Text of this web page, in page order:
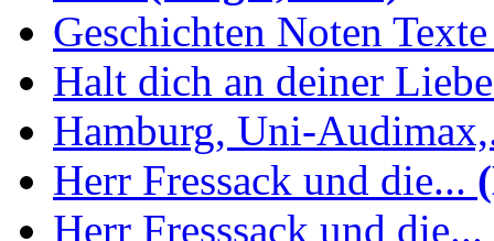
Geschichten Noten
Halt dich an deiner
Hamburg, Uni-
Herr Fressack und die...
Herr Fresssack und die...